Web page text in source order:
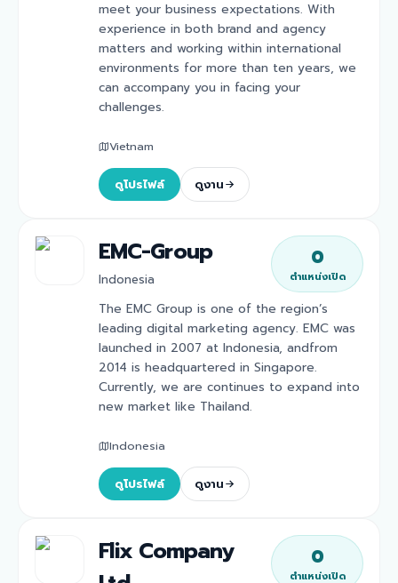
meet your business expectations. With
experience in both brand and agency
matters and working within international
environments for more than ten years, we
can accompany you in facing your
challenges.
Vietnam
ดูโปรไฟล์ ดูงาน
EMC-Group
Indonesia
0
ตำแหน่งเปิด
The EMC Group is one of the region’s
leading digital marketing agency. EMC was
launched in 2007 at Indonesia, andfrom
2014 is headquartered in Singapore.
Currently, we are continues to expand into
new market like Thailand.
Indonesia
ดูโปรไฟล์ ดูงาน
Flix Company
0
ตำแหน่งเปิด